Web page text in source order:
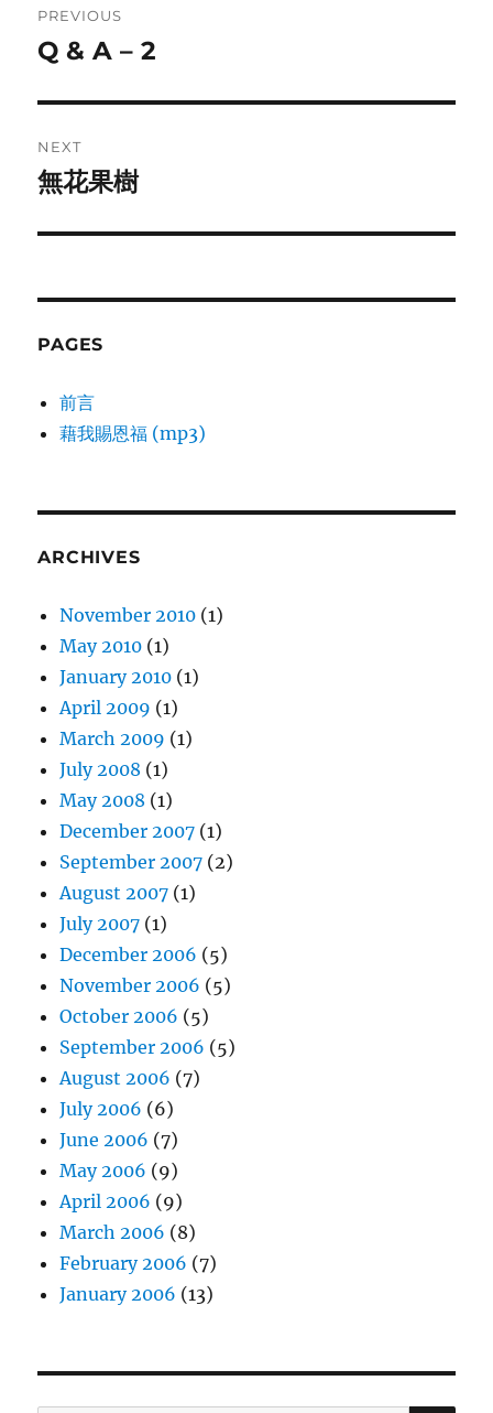
navigation
PREVIOUS
Previous
Q & A – 2
NEXT
Next
無花果樹
PAGES
前言
藉我賜恩福 (mp3)
ARCHIVES
November 2010 (1)
May 2010 (1)
January 2010 (1)
April 2009 (1)
March 2009 (1)
July 2008 (1)
May 2008 (1)
December 2007 (1)
September 2007 (2)
August 2007 (1)
July 2007 (1)
December 2006 (5)
November 2006 (5)
October 2006 (5)
September 2006 (5)
August 2006 (7)
July 2006 (6)
June 2006 (7)
May 2006 (9)
April 2006 (9)
March 2006 (8)
February 2006 (7)
January 2006 (13)